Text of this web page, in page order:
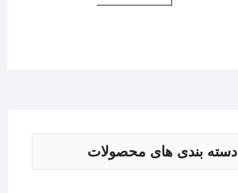
دسته بندی های محصولات